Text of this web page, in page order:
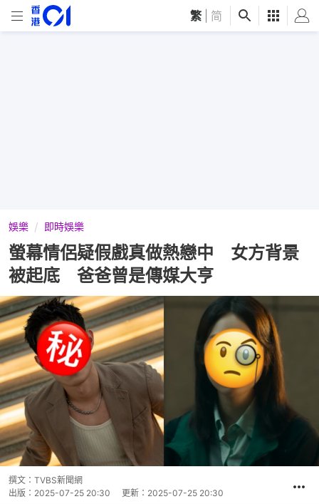
繁 简
娛樂 即時娛樂
螢幕情侶疑假戲真做熱戀中 女方背景
被起底 爸爸曾是傳媒大亨
撰文： TVBS新聞網
出版： 2025-07-25 20:30 更新： 2025-07-25 20:30